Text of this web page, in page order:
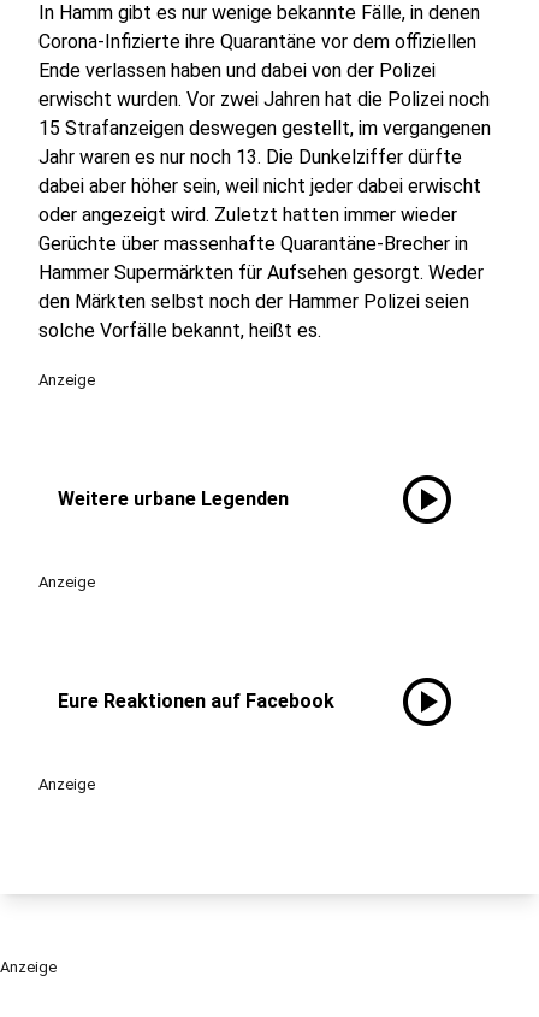
In Hamm gibt es nur wenige bekannte Fälle, in denen
Corona-Infizierte ihre Quarantäne vor dem offiziellen
Ende verlassen haben und dabei von der Polizei
erwischt wurden. Vor zwei Jahren hat die Polizei noch
15 Strafanzeigen deswegen gestellt, im vergangenen
Jahr waren es nur noch 13. Die Dunkelziffer dürfte
dabei aber höher sein, weil nicht jeder dabei erwischt
oder angezeigt wird. Zuletzt hatten immer wieder
Gerüchte über massenhafte Quarantäne-Brecher in
Hammer Supermärkten für Aufsehen gesorgt. Weder
den Märkten selbst noch der Hammer Polizei seien
solche Vorfälle bekannt, heißt es.
Anzeige
Weitere urbane Legenden play_circle
Anzeige
Eure Reaktionen auf Facebook play_circle
Anzeige
Anzeige